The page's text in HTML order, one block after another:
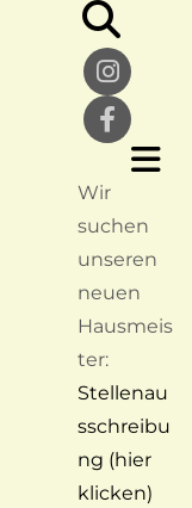
Wir
suchen
unseren
neuen
Hausmeis
ter:
Stellenau
sschreibu
ng (hier
klicken)